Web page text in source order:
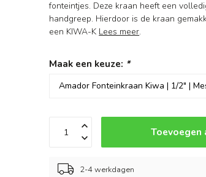
fonteintjes. Deze kraan heeft een
handgreep. Hierdoor is de kraan
een KIWA-K Lees meer.
Maak een keuze: *
Toevoegen
2-4 werkdagen